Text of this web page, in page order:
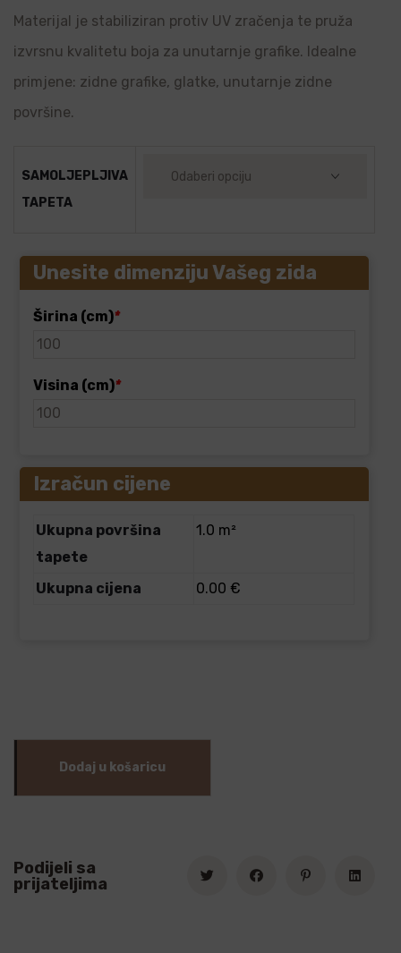
Materijal je stabiliziran protiv UV zračenja te pruža
izvrsnu kvalitetu boja za unutarnje grafike. Idealne
primjene: zidne grafike, glatke, unutarnje zidne
površine.
SAMOLJEPLJIVA
TAPETA
Unesite dimenziju Vašeg zida
Širina (cm)*
Visina (cm)*
Izračun cijene
Ukupna površina
tapete
1.0 m²
Ukupna cijena 0.00 €
Dodaj u košaricu
Podijeli sa
prijateljima